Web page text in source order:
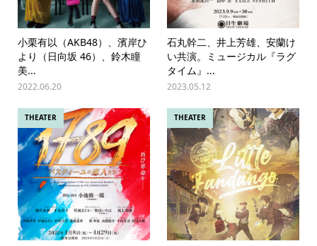
小栗有以（AKB48）、濱岸ひ
より（日向坂 46）、鈴木瞳
美...
2022.06.20
石丸幹二、井上芳雄、安蘭け
い共演。ミュージカル『ラグ
タイム』...
2023.05.12
THEATER THEATER